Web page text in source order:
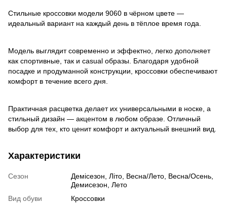
Стильные кроссовки модели 9060 в чёрном цвете —
идеальный вариант на каждый день в тёплое время года.
Модель выглядит современно и эффектно, легко дополняет
как спортивные, так и casual образы. Благодаря удобной
посадке и продуманной конструкции, кроссовки обеспечивают
комфорт в течение всего дня.
Практичная расцветка делает их универсальными в носке, а
стильный дизайн — акцентом в любом образе. Отличный
выбор для тех, кто ценит комфорт и актуальный внешний вид.
Характеристики
Сезон
Демісезон, Літо, Весна/Лето, Весна/Осень,
Демисезон, Лето
Вид обуви
Кроссовки